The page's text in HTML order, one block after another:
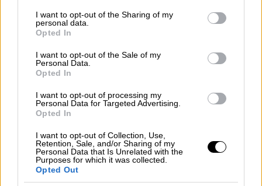
not limited to your visit or usage behaviour. You may click to
grant or deny consent to Google and its third-party tags to
use your data for below specified purposes in below Google
consent section.
I want to opt-out of the Sharing of my
personal data.
Opted In
I want to opt-out of the Sale of my
Personal Data.
Opted In
I want to opt-out of processing my
Personal Data for Targeted Advertising.
Opted In
I want to opt-out of Collection, Use,
Retention, Sale, and/or Sharing of my
Personal Data that Is Unrelated with the
Purposes for which it was collected.
Opted Out
της διοργάνωσης με τον Ολυμπιακό να είναι
η μοναδική ομάδα με περισσότερες (820).
Μονακόείναι μία ομάδα που δεν ταιριάζει
στονΟλυμπιακό
έχουν την ποιότητα και πρέπει να
αποδείξουν στο παρκέ το ρόλο του φαβορί,
αν θέλουν να βρεθούν σε ένα πέμπτο
διαδοχικόFinal Four.
Ο Παναθηναϊκός κόντρα στο πιο…
σύγχρονο μπάσκετ της Ευρώπης